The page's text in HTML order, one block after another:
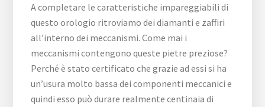
A completare le caratteristiche impareggiabili di
questo orologio ritroviamo dei diamanti e zaffiri
all’interno dei meccanismi. Come mai i
meccanismi contengono queste pietre preziose?
Perché è stato certificato che grazie ad essi si ha
un’usura molto bassa dei componenti meccanici e
quindi esso può durare realmente centinaia di